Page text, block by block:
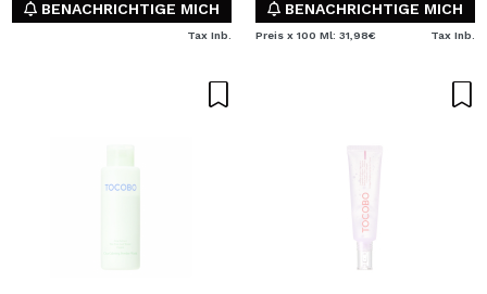
BENACHRICHTIGE MICH
Tax Inb.
BENACHRICHTIGE MICH
Preis x 100 Ml: 31,98€ Tax Inb.